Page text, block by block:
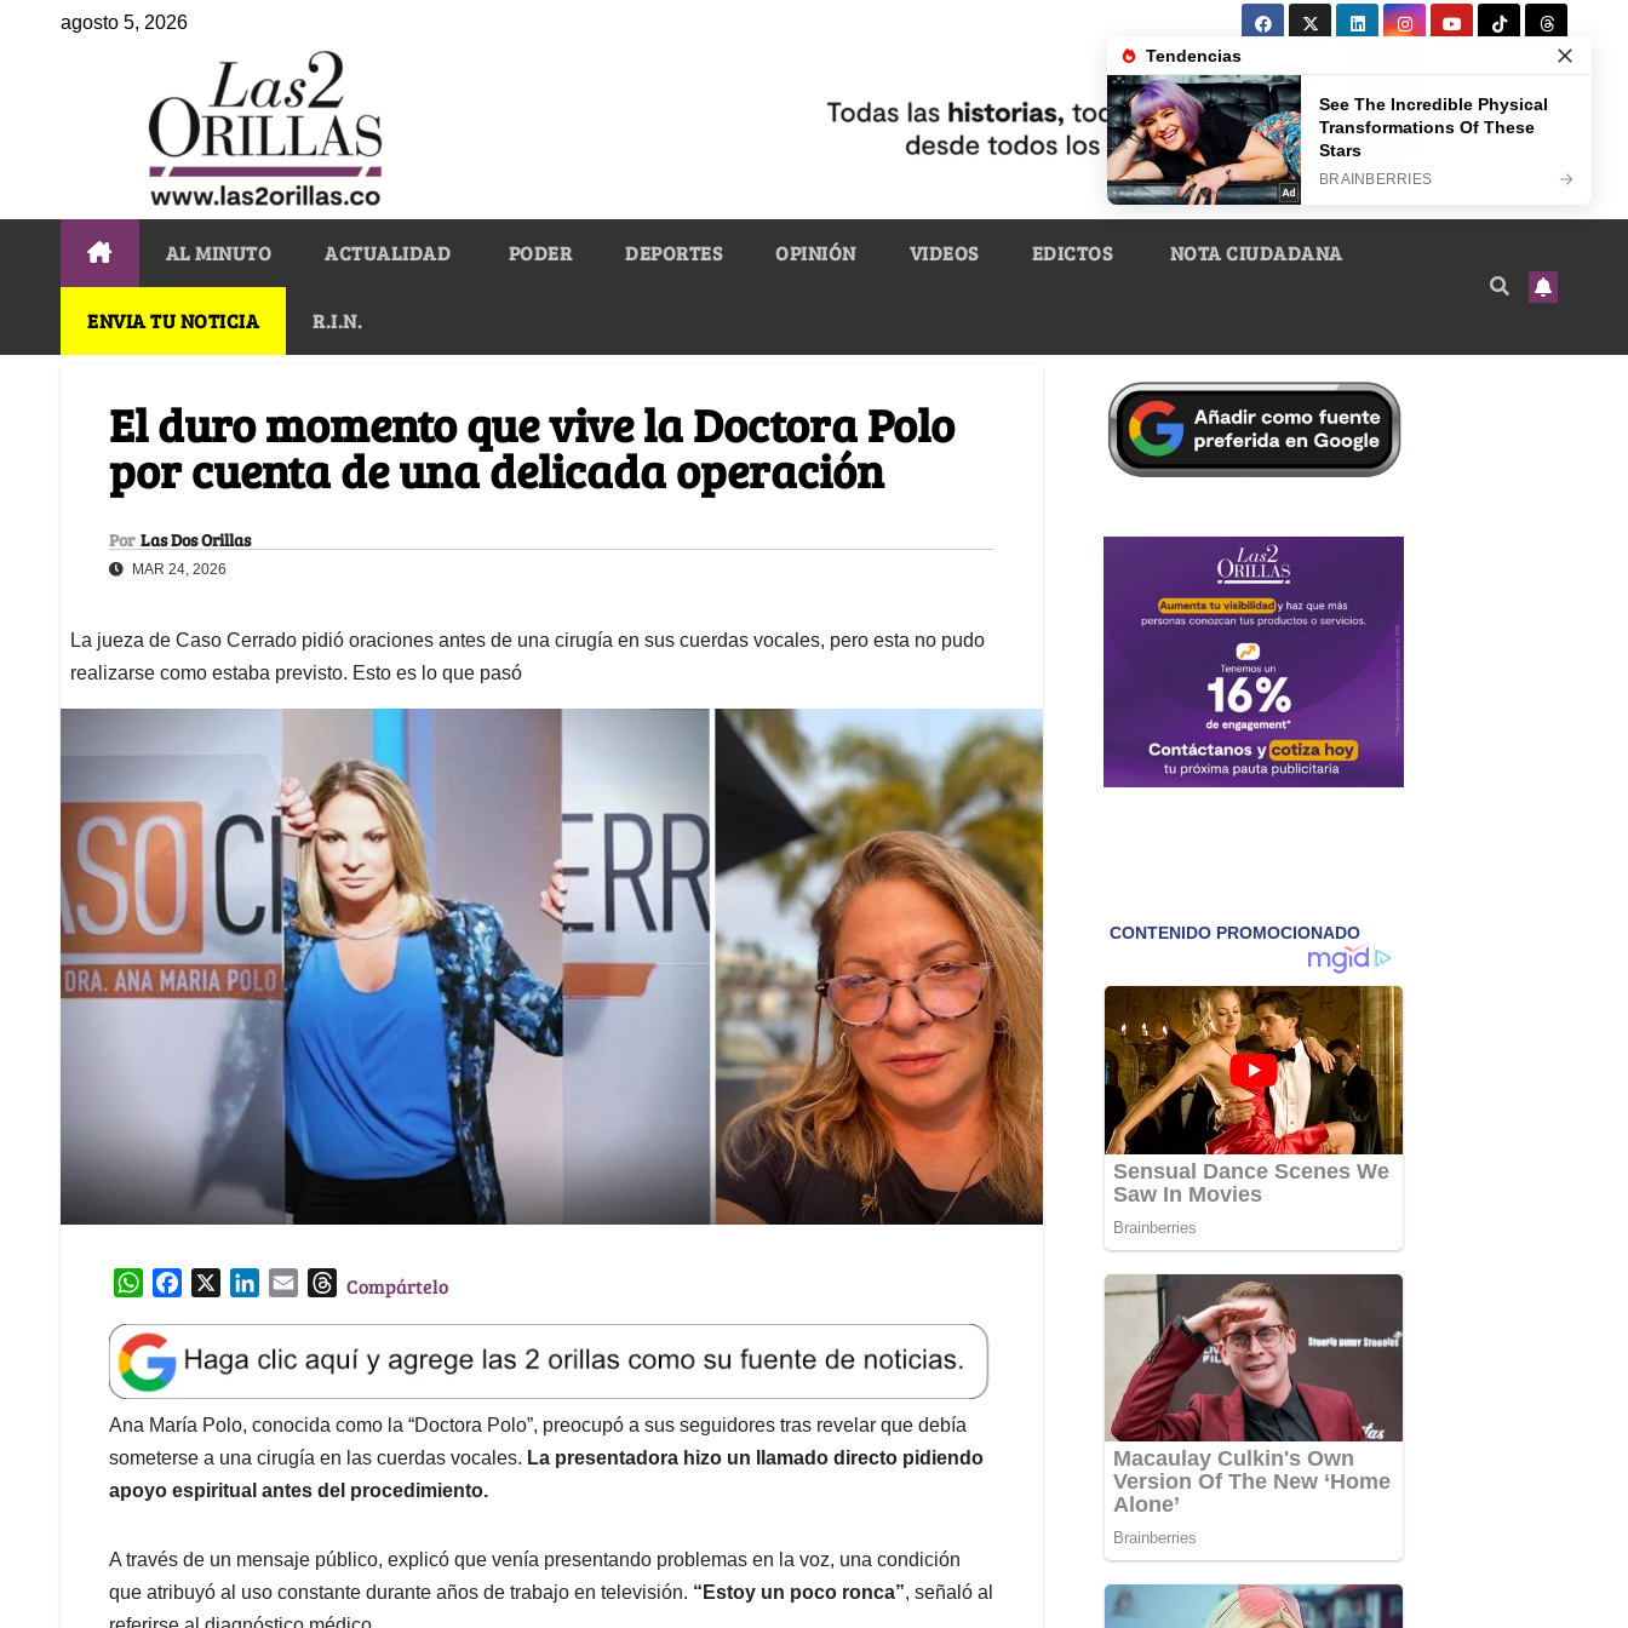
agosto 5, 2026
AL MINUTO ACTUALIDAD PODER DEPORTES OPINIÓN VIDEOS EDICTOS NOTA CIUDADANA
ENVIA TU NOTICIA R.I.N.
El duro momento que vive la Doctora Polo
por cuenta de una delicada operación
Por Las Dos Orillas
MAR 24, 2026
La jueza de Caso Cerrado pidió oraciones antes de una cirugía en sus cuerdas vocales, pero esta no pudo
realizarse como estaba previsto. Esto es lo que pasó
W
a
t
s
A
p
p
e
b
o
o
k
k
e
d
I
n
l
T
e
a
d
s
Compártelo
Ana María Polo, conocida como la “Doctora Polo”, preocupó a sus seguidores tras revelar que debía
someterse a una cirugía en las cuerdas vocales. La presentadora hizo un llamado directo pidiendo
apoyo espiritual antes del procedimiento.
A través de un mensaje público, explicó que venía presentando problemas en la voz, una condición
que atribuyó al uso constante durante años de trabajo en televisión. “Estoy un poco ronca”, señaló al